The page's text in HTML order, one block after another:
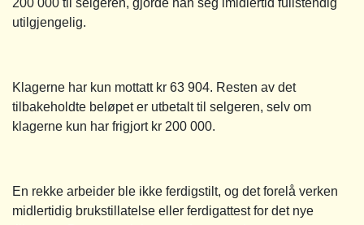
utilgjengelig.
Klagerne har kun mottatt kr 63 904. Resten av det
tilbakeholdte beløpet er utbetalt til selgeren, selv om
klagerne kun har frigjort kr 200 000.
En rekke arbeider ble ikke ferdigstilt, og det forelå verken
midlertidig brukstillatelse eller ferdigattest for det nye